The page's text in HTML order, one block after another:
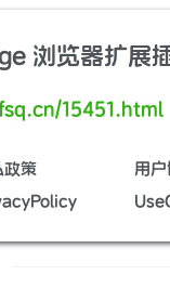
浏览器扩展
15451.html
政策
用